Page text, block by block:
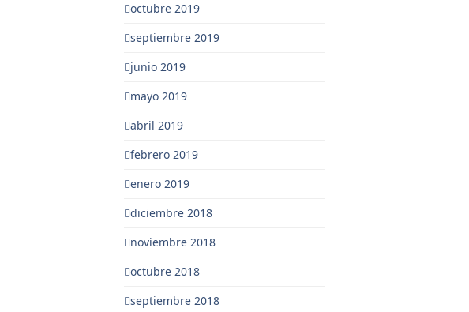
octubre 2019
septiembre 2019
junio 2019
mayo 2019
abril 2019
febrero 2019
enero 2019
diciembre 2018
noviembre 2018
octubre 2018
septiembre 2018